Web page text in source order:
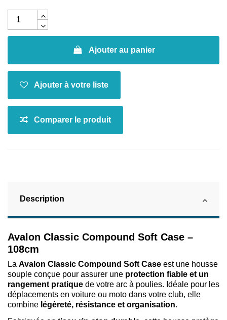
Ajouter au panier
Description
Avalon Classic Compound Soft Case –
108cm
La Avalon Classic Compound Soft Case est une housse
souple conçue pour assurer une protection fiable et un
rangement pratique de votre arc à poulies. Idéale pour les
déplacements en voiture ou moto dans votre club, elle
combine légèreté, résistance et organisation.